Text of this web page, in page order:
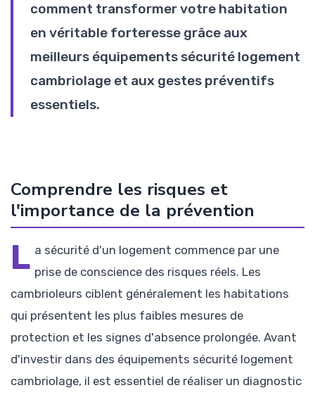
comment transformer votre habitation
en véritable forteresse grâce aux
meilleurs équipements sécurité logement
cambriolage et aux gestes préventifs
essentiels.
Comprendre les risques et
l'importance de la prévention
L a sécurité d'un logement commence par une
prise de conscience des risques réels. Les
cambrioleurs ciblent généralement les habitations
qui présentent les plus faibles mesures de
protection et les signes d'absence prolongée. Avant
d'investir dans des équipements sécurité logement
cambriolage, il est essentiel de réaliser un diagnostic